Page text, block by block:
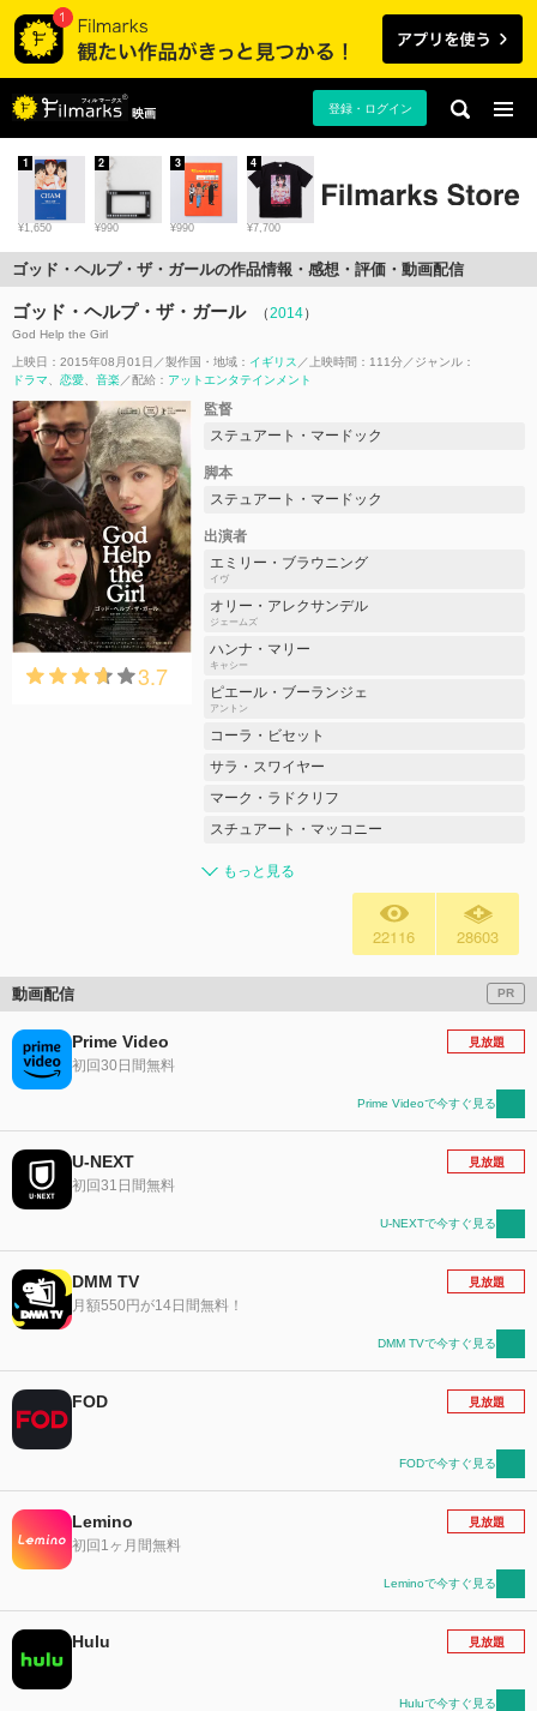
映画 登録・ログイン
¥1,650
1
¥990
2
¥990
3
¥7,700
4
ゴッド・ヘルプ・ザ・ガールの作品情報・感想・評価・動画配信
ゴッド・ヘルプ・ザ・ガール （2014）
God Help the Girl
上映日：2015年08月01日 製作国・地域： イギリス 上映時間：111分
ジャンル：
ドラマ
恋愛 音楽 配給： アットエンタテインメント
3.7
監督
ステュアート・マードック
脚本
ステュアート・マードック
出演者
エミリー・ブラウニング
イヴ
オリー・アレクサンデル
ジェームズ
ハンナ・マリー
キャシー
ピエール・ブーランジェ
アントン
コーラ・ビセット
サラ・スワイヤー
マーク・ラドクリフ
スチュアート・マッコニー
もっと見る
22116 28603
動画配信 PR
Prime Video
初回30日間無料
見放題
Prime Videoで今すぐ見る
U-NEXT
初回31日間無料
見放題
U-NEXTで今すぐ見る
DMM TV
月額550円が14日間無料！
見放題
DMM TVで今すぐ見る
FOD 見放題
FODで今すぐ見る
Lemino
初回1ヶ月間無料
見放題
Leminoで今すぐ見る
Hulu 見放題
Huluで今すぐ見る